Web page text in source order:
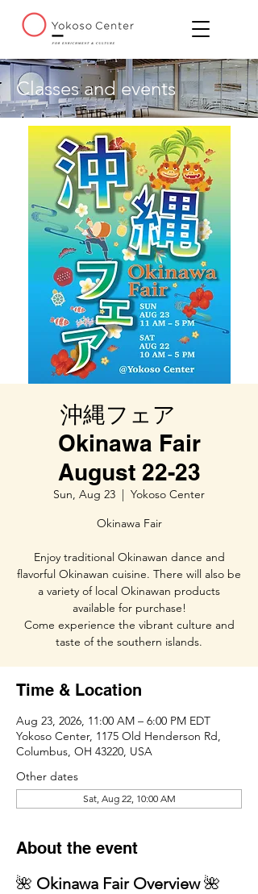
Classes and events
沖縄フェア
Okinawa Fair
August 22-23
Sun, Aug 23
  |
Yokoso Center
Okinawa Fair
Enjoy traditional Okinawan dance and
flavorful Okinawan cuisine. There will also be
a variety of local Okinawan products
available for purchase!
Come experience the vibrant culture and
taste of the southern islands.
Time & Location
Aug 23, 2026, 11:00 AM – 6:00 PM EDT
Yokoso Center, 1175 Old Henderson Rd,
Columbus, OH 43220, USA
Other dates
Sat, Aug 22, 10:00 AM
About the event
🌺 Okinawa Fair Overview 🌺